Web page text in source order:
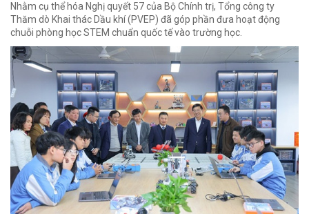
Nhằm cụ thể hóa Nghị quyết 57 của Bộ Chính trị, Tổng công ty
Thăm dò Khai thác Dầu khí (PVEP) đã góp phần đưa hoạt động
chuỗi phòng học STEM chuẩn quốc tế vào trường học.